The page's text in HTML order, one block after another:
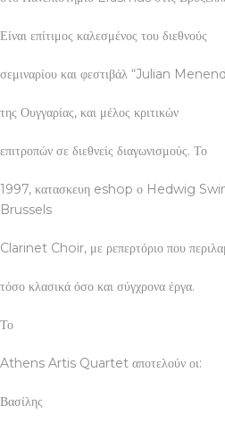
Είναι επίτιμος καλεσμένος του διεθνούς
σεμιναρίου και φεστιβάλ “Julian
της Ουγγαρίας, και μέλος κριτικών
επιτροπών σε διεθνείς διαγωνισμούς. Το
1997, κατασκευη eshop ο Hedwig
Brussels
Clarinet Choir, με ρεπερτόριο που
τόσο κλασικά όσο και σύγχρονα έργα.
Το
Athens Artis Quartet αποτελούν οι:
Βασίλης